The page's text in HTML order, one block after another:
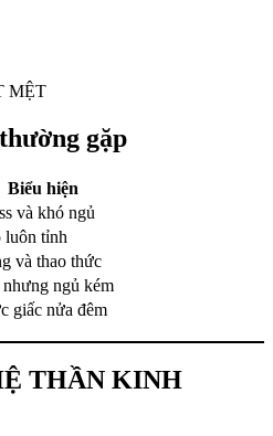
gặp
Biểu hiện
và khó ngủ
luôn tỉnh
và thao thức
ngủ kém
giấc nửa đêm
THẦN KINH